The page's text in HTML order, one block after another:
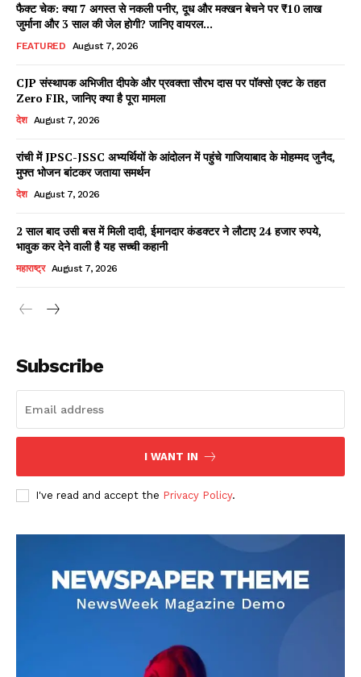
Facebook
X WhatsApp
Share
Read Latest News on AIN
DOWNLOAD NOW
AIN NEWS 1
फैक्ट चेक: क्या 7 अगस्त से नकली पनीर, दूध और मक्खन बेचने पर ₹10 लाख
जुर्माना और 3 साल की जेल होगी? जानिए वायरल...
FEATURED August 7, 2026
CJP संस्थापक अभिजीत दीपके और प्रवक्ता सौरभ दास पर पॉक्सो एक्ट के तहत
Zero FIR, जानिए क्या है पूरा मामला
देश August 7, 2026
रांची में JPSC-JSSC अभ्यर्थियों के आंदोलन में पहुंचे गाजियाबाद के मोहम्मद जुनैद,
मुफ्त भोजन बांटकर जताया समर्थन
देश August 7, 2026
2 साल बाद उसी बस में मिली दादी, ईमानदार कंडक्टर ने लौटाए 24 हजार रुपये,
भावुक कर देने वाली है यह सच्ची कहानी
महाराष्ट्र August 7, 2026
Subscribe
I WANT IN
I've read and accept the Privacy Policy.